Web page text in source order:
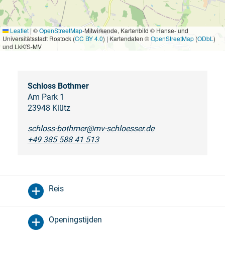
Leaflet | ©OpenStreetMap-Mitwirkende, Kartenbild © Hanse- und
Universitätsstadt Rostock (CC BY 4.0) | Kartendaten ©OpenStreetMap (ODbL )
und LkKfS-MV
Schloss Bothmer
Am Park 1
23948 Klütz
schloss-bothmer@mv-schloesser.de
+49 385 588 41 513
Reis
Openingstijden